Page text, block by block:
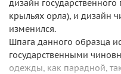
дизайн
крыльях орла), и дизайн
изменился.
Шпага данного образца
государственными
одежды, как парадной,